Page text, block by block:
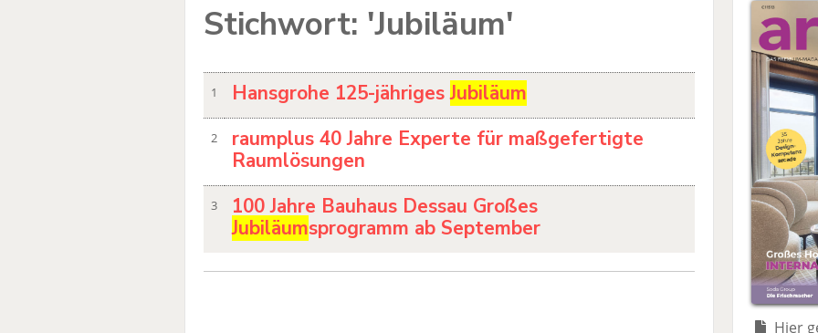
Stichwort: 'Jubiläum'
1 Hansgrohe 125-jährigesJubiläum
2
raumplus 40 Jahre Experte für maßgefertigte
Raumlösungen
3
100 Jahre Bauhaus Dessau Großes
Jubiläumsprogramm ab September
Hier